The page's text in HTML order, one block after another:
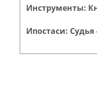
Инструменты:
Ипостаси: